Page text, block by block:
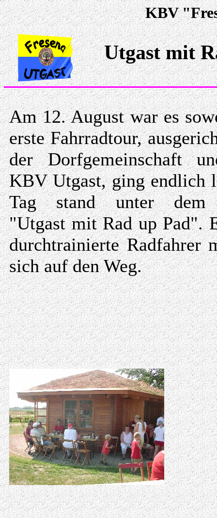
KBV
Utgast mit
Am 12. August war es
erste Fahrradtour,
der Dorfgemeinschaft
KBV Utgast, ging endlich
Tag stand unter dem
"Utgast mit Rad up Pad".
durchtrainierte Radfahrer
sich auf den Weg.